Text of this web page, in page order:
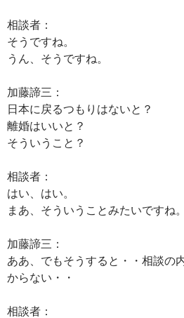
相談者：
そうですね。
うん、そうですね。
加藤諦三：
日本に戻るつもりはないと？
離婚はいいと？
そういうこと？
相談者：
はい、はい。
まあ、そういうことみたいですね。
加藤諦三：
ああ、でもそうすると・・相談の
からない・・
相談者：